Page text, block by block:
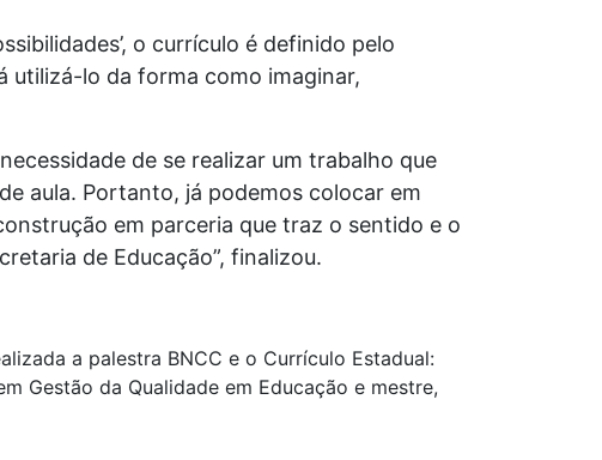
o currículo é definido pelo
utilizá-lo da forma como imaginar,
de se realizar um trabalho que
aula. Portanto, já podemos colocar em
em parceria que traz o sentido e o
de Educação”, finalizou.
a palestra BNCC e o Currículo Estadual:
Gestão da Qualidade em Educação e mestre,